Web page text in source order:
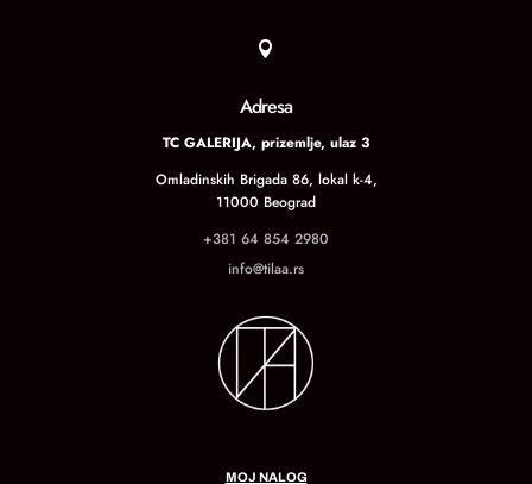

Adresa
TC GALERIJA, prizemlje, ulaz 3
Omladinskih Brigada 86, lokal k-4,
11000 Beograd
+381 64 854 2980
info@tilaa.rs
MOJ NALOG